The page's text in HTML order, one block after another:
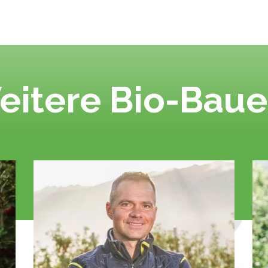
Bio-